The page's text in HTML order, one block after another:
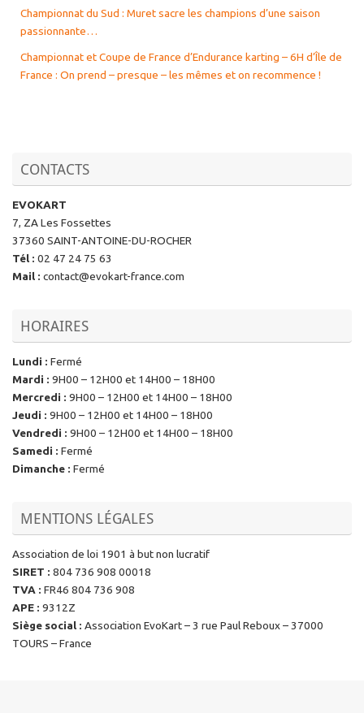
Championnat du Sud : Muret sacre les champions d’une saison
passionnante…
Championnat et Coupe de France d’Endurance karting – 6H d’Île de
France : On prend – presque – les mêmes et on recommence !
CONTACTS
EVOKART
7, ZA Les Fossettes
37360 SAINT-ANTOINE-DU-ROCHER
Tél : 02 47 24 75 63
Mail : contact@evokart-france.com
HORAIRES
Lundi : Fermé
Mardi : 9H00 – 12H00 et 14H00 – 18H00
Mercredi : 9H00 – 12H00 et 14H00 – 18H00
Jeudi : 9H00 – 12H00 et 14H00 – 18H00
Vendredi : 9H00 – 12H00 et 14H00 – 18H00
Samedi : Fermé
Dimanche : Fermé
MENTIONS LÉGALES
Association de loi 1901 à but non lucratif
SIRET : 804 736 908 00018
TVA : FR46 804 736 908
APE : 9312Z
Siège social : Association EvoKart – 3 rue Paul Reboux – 37000
TOURS – France